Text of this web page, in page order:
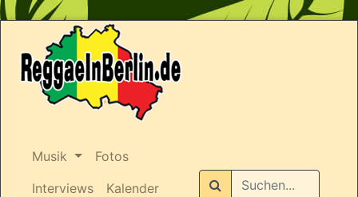
Musik
Fotos
Interviews
Kalender
Suchen